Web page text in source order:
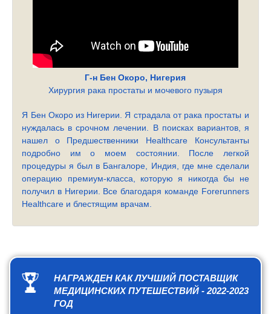
Г-н Бен Окоро, Нигерия
Хирургия рака простаты и мочевого пузыря
Я Бен Окоро из Нигерии. Я страдала от рака простаты и
нуждалась в срочном лечении. В поисках вариантов, я
нашел о Предшественники Healthcare Консультанты
подробно им о моем состоянии. После легкой
процедуры я был в Бангалоре, Индия, где мне сделали
операцию премиум-класса, которую я никогда бы не
получил в Нигерии. Все благодаря команде Forerunners
Healthcare и блестящим врачам.
НАГРАЖДЕН КАК ЛУЧШИЙ ПОСТАВЩИК
МЕДИЦИНСКИХ ПУТЕШЕСТВИЙ - 2022-2023
ГОД